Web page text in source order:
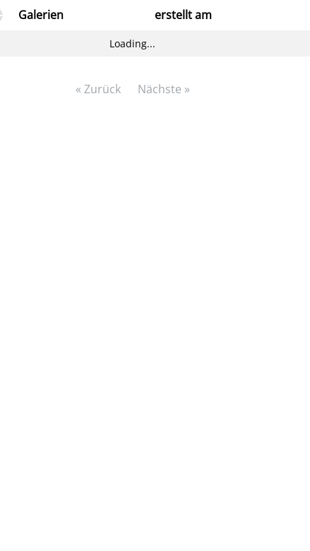
Galerien erstellt am
Loading...
« Zurück Nächste »